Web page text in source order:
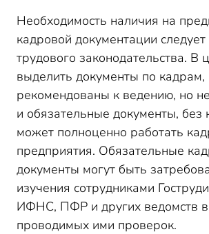
Необходимость наличия на
кадровой документации
трудового законодательства.
выделить документы по кадрам,
рекомендованы к ведению, но
и обязательные документы, без
может полноценно работать
предприятия. Обязательные
документы могут быть
изучения сотрудниками
ИФНС, ПФР и других ведомств в
проводимых ими проверок.